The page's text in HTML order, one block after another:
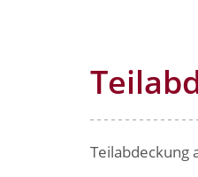
Teilabdeckung